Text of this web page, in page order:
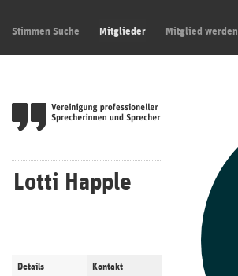
Stimmen Suche Mitglieder Mitglied werden
Lotti Happle
Details Kontakt